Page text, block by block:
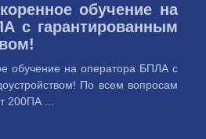
обучение на
с гарантированным
обучение на оператора БПЛА с
По всем вопросам
200ПА ...